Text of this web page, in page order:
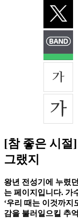
[참 좋은 시
그랬지
왕년 전성기에 누렸
는 페이지입니다. 가
‘우리 때는 이것까지
감을 불러일으킬 추